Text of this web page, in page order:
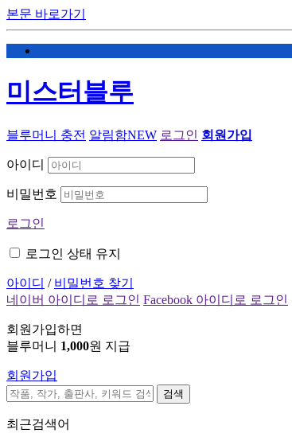
본문 바로가기
미스터블루
블루머니 충전 알림함NEW 로그인 회원가입
아이디
비밀번호
로그인
로그인 상태 유지
아이디 / 비밀번호 찾기
네이버 아이디로 로그인 Facebook 아이디로 로그인
회원가입하면
블루머니 1,000원 지급
회원가입
검색
최근검색어